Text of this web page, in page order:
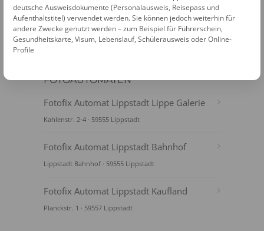
FOTOAUTOMATEN
Fotofix Automat Lippstadt Lippe Galerie
Kahlenstr. 2-4 · 59555 Lippstadt
Fotofix Automat Lippstadt Bahnhof
Lippstadt Bahnhof · 59555 Lippstadt
Fotofix Automat Lippstadt Kaufland
Planckstr. 1 · 59557 Lippstadt
deutsche Ausweisdokumente (Personalausweis, Reisepass und
Aufenthaltstitel) verwendet werden. Sie können jedoch weiterhin für
andere Zwecke genutzt werden – zum Beispiel für Führerschein,
Gesundheitskarte, Visum, Lebenslauf, Schülerausweis oder Online-
Profile